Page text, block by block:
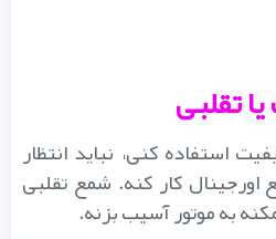
استفاده کنی، نباید انتظار
کار کنه. شمع تقلبی
به موتور آسیب بزنه.